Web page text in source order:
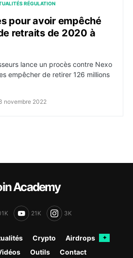
RÉGULATION
pour avoir empêché
retraits de 2020 à
lance un procès contre Nexo
empêcher de retirer 126 millions
novembre 2022
Academy
21K 3K
Crypto Airdrops ✦
Outils Contact